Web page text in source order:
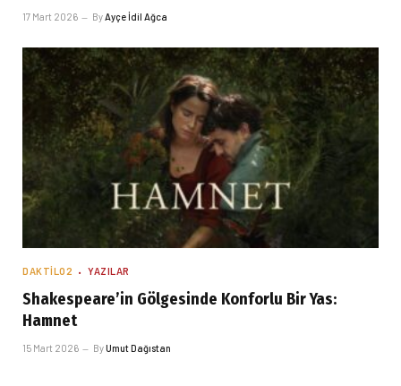
17 Mart 2026 ByAyçe İdil Ağca
DAKTILO2 YAZILAR
Shakespeare’in Gölgesinde Konforlu Bir Yas:
Hamnet
15 Mart 2026 ByUmut Dağıstan